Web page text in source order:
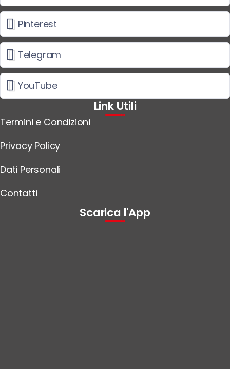
Pinterest
Telegram
YouTube
Link Utili
Termini e Condizioni
Privacy Policy
Dati Personali
Contatti
Scarica l'App